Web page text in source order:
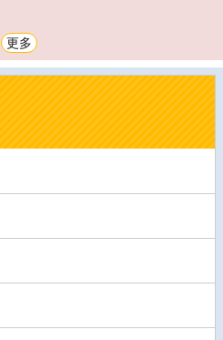
更多